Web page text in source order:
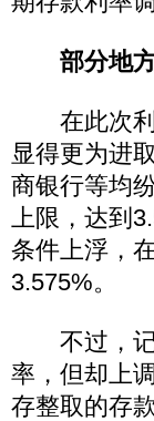
部分地
在此次利
显得更为进
商银行等均
上限，达到
条件上浮，
3.575%。
不过，记
率，但却上
存整取的存